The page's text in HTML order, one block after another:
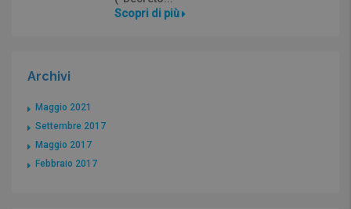
Scopri di più
Archivi
Maggio 2021
Settembre 2017
Maggio 2017
Febbraio 2017